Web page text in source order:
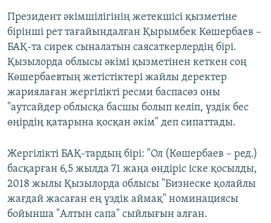
Президент әкімшілігінің жетекшісі қызметіне
бірінші рет тағайындалған Қырымбек Көшербаев –
БАҚ-та сирек сыналатын саясаткерлердің бірі.
Қызылорда облысы әкімі қызметінен кеткен соң
Көшербаевтың жетістіктері жайлы деректер
жариялаған жергілікті ресми баспасөз оны
"аутсайдер облысқа басшы болып келіп, үздік бес
өңірдің қатарына қосқан әкім" деп сипаттады.
Жергілікті БАҚ-тардың бірі: "Ол (Көшербаев – ред.)
басқарған 6,5 жылда 71 жаңа өндіріс іске қосылды,
2018 жылы Қызылорда облысы "Бизнеске қолайлы
жағдай жасаған ең үздік аймақ" номинациясы
бойынша "Алтын сапа" сыйлығын алған.